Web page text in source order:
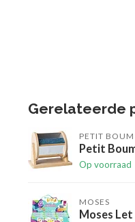
Gerelateerde
PETIT BOUM
Petit
Op voorraad
MOSES
Moses